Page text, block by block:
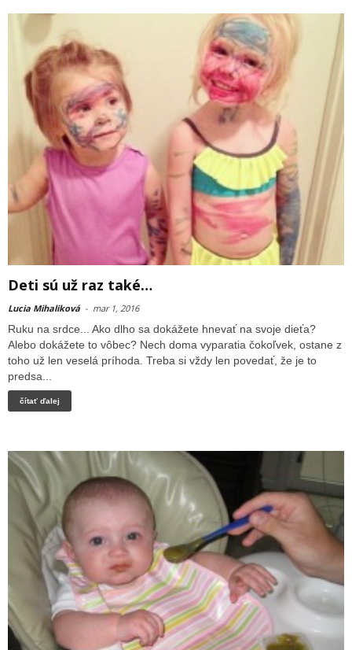
Deti sú už raz také…
Lucia Mihaliková - mar 1, 2016
Ruku na srdce... Ako dlho sa dokážete hnevať na svoje dieťa?
Alebo dokážete to vôbec? Nech doma vyparatia čokoľvek, ostane z
toho už len veselá príhoda. Treba si vždy len povedať, že je to
predsa...
čítať ďalej